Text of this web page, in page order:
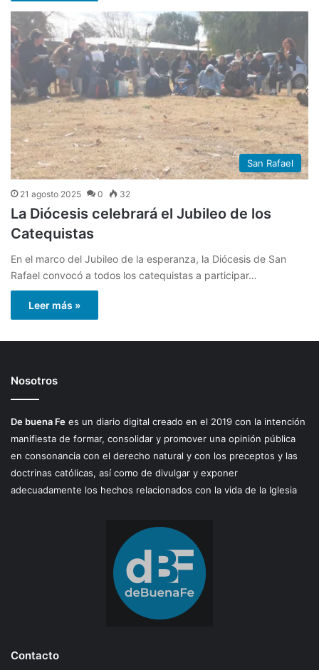
San Rafael
21 agosto 2025 0 32
La Diócesis celebrará el Jubileo de los
Catequistas
En el marco del Jubileo de la esperanza, la Diócesis de San
Rafael convocó a todos los catequistas a participar…
Leer más »
Nosotros
De buena Fe es un diario digital creado en el 2019 con la intención
manifiesta de formar, consolidar y promover una opinión pública
en consonancia con el derecho natural y con los preceptos y las
doctrinas católicas, así como de divulgar y exponer
adecuadamente los hechos relacionados con la vida de la Iglesia
Contacto